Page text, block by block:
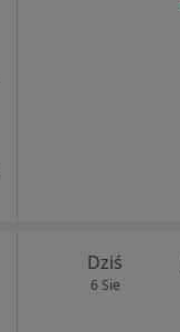
Dziś
6 Sie